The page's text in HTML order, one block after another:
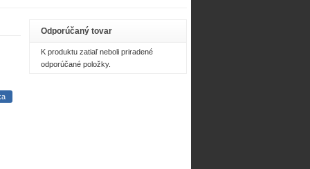
Odporúčaný tovar
K produktu zatiaľ neboli priradené
odporúčané položky.